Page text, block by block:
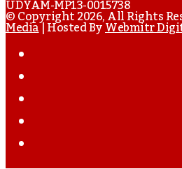
Email
Address
UDYAM-MP13-0015738
© Copyright 2026, All Rights
Media| Hosted ByWebmitr